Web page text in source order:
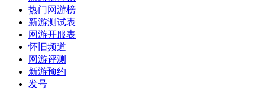
热门网游榜
新游测试表
网游开服表
怀旧频道
网游评测
新游预约
发号